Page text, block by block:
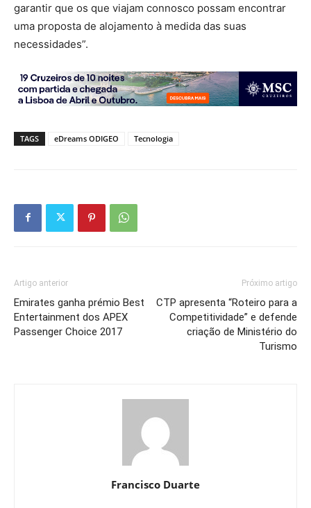
garantir que os que viajam connosco possam encontrar
uma proposta de alojamento à medida das suas
necessidades”.
TAGS eDreams ODIGEO Tecnologia
Artigo anterior
Emirates ganha prémio Best
Entertainment dos APEX
Passenger Choice 2017
Próximo artigo
CTP apresenta “Roteiro para a
Competitividade” e defende
criação de Ministério do
Turismo
Francisco Duarte